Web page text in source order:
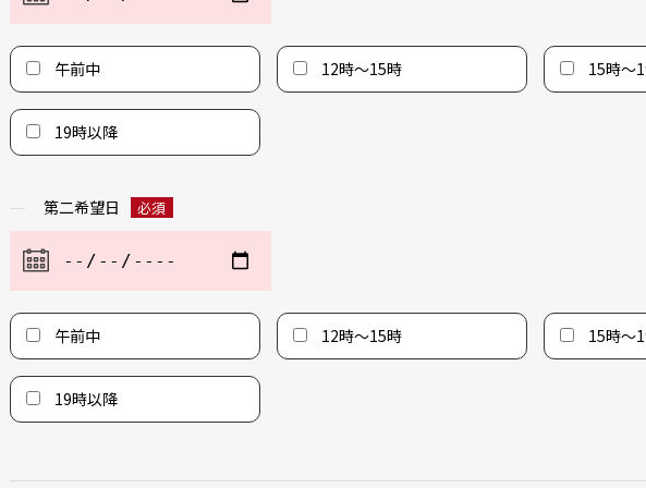
午前中 12時〜15時 15時〜
19時以降
第二希望日 必須
午前中 12時〜15時 15時〜
19時以降